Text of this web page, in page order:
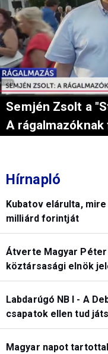
Semjén Zsolt a
A
Hírnapló
Kubatov elárulta,
milliárd forintját
Átverte Magyar
köztársasági elnök
Labdarúgó NB I - A
csapatok ellen tud
Magyar napot